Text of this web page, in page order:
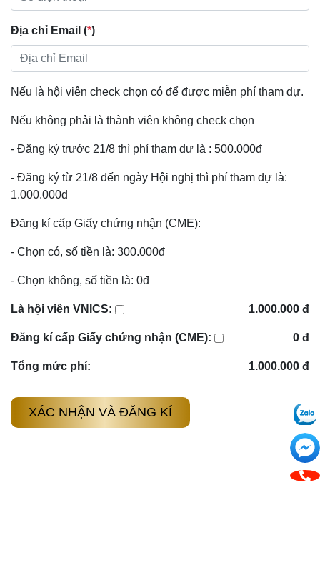
Địa chỉ Email (*)
Nếu là hội viên check chọn có để được miễn phí tham dự.
Nếu không phải là thành viên không check chọn
- Đăng ký trước 21/8 thì phí tham dự là : 500.000đ
- Đăng ký từ 21/8 đến ngày Hội nghị thì phí tham dự là:
1.000.000đ
Đăng kí cấp Giấy chứng nhận (CME):
- Chọn có, số tiền là: 300.000đ
- Chọn không, số tiền là: 0đ
Là hội viên VNICS: 1.000.000 đ
Đăng kí cấp Giấy chứng nhận (CME): 0 đ
Tổng mức phí: 1.000.000 đ
XÁC NHẬN VÀ ĐĂNG KÍ